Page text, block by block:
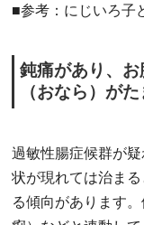
■参考：にじいろ子
鈍痛があり、
（おなら）が
過敏性腸症候群が
状が現れては治ま
る傾向があります